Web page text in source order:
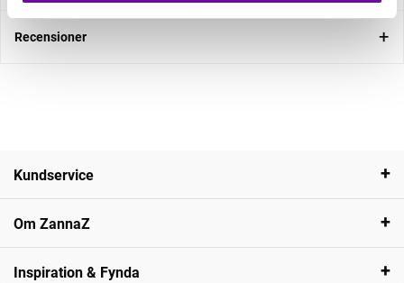
Recensioner
Kundservice
Om ZannaZ
Inspiration & Fynda